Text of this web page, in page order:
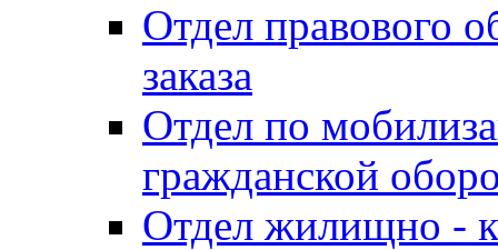
Отдел правового
заказа
Отдел по
гражданской
Отдел жилищно -